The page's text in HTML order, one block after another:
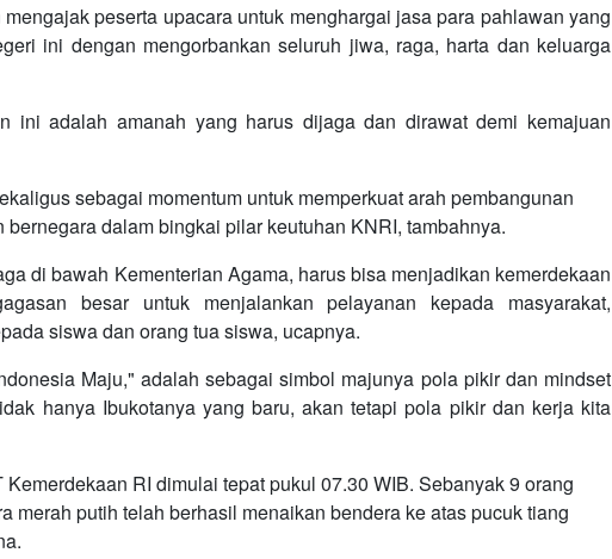
peserta upacara untuk menghargai jasa para pahlawan yang
ini dengan mengorbankan seluruh jiwa, raga, harta dan keluarga
ini adalah amanah yang harus dijaga dan dirawat demi kemajuan
sebagai momentum untuk memperkuat arah pembangunan
bernegara dalam bingkai pilar keutuhan KNRI, tambahnya.
di bawah Kementerian Agama, harus bisa menjadikan kemerdekaan
besar untuk menjalankan pelayanan kepada masyarakat,
siswa dan orang tua siswa, ucapnya.
Maju," adalah sebagai simbol majunya pola pikir dan mindset
hanya Ibukotanya yang baru, akan tetapi pola pikir dan kerja kita
RI dimulai tepat pukul 07.30 WIB. Sebanyak 9 orang
merah putih telah berhasil menaikan bendera ke atas pucuk tiang